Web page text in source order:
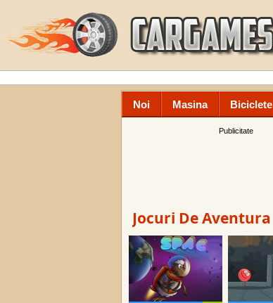
Noi Masina Biciclete
Publicitate
Jocuri De Aventura